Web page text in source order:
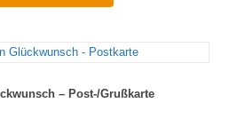
– Post-/Grußkarte